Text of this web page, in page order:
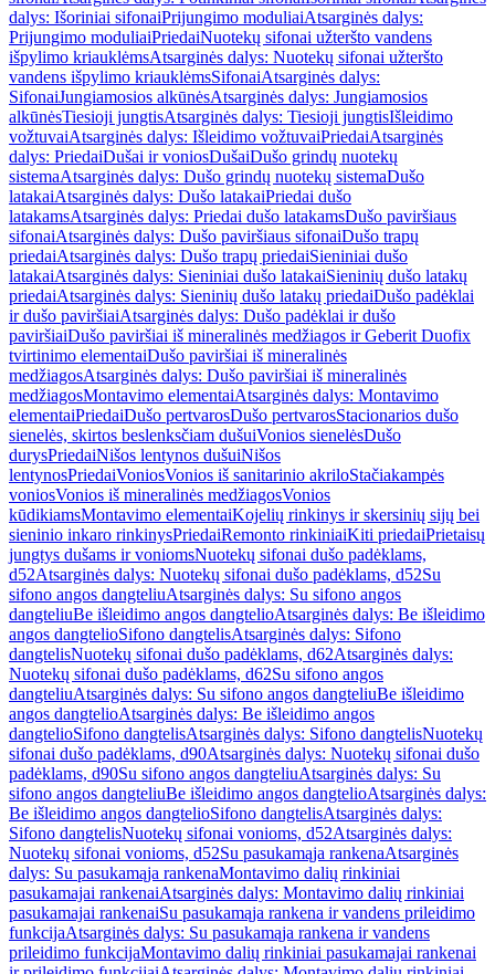
dalys: Išoriniai sifonaiPrijungimo moduliaiAtsarginės dalys:
Prijungimo moduliaiPriedaiNuotekų sifonai užteršto vandens
išpylimo kriauklėmsAtsarginės dalys: Nuotekų sifonai užteršto
vandens išpylimo kriauklėmsSifonaiAtsarginės dalys:
SifonaiJungiamosios alkūnėsAtsarginės dalys: Jungiamosios
alkūnėsTiesioji jungtisAtsarginės dalys: Tiesioji jungtisIšleidimo
vožtuvaiAtsarginės dalys: Išleidimo vožtuvaiPriedaiAtsarginės
dalys: PriedaiDušai ir voniosDušaiDušo grindų nuotekų
sistemaAtsarginės dalys: Dušo grindų nuotekų sistemaDušo
latakaiAtsarginės dalys: Dušo latakaiPriedai dušo
latakamsAtsarginės dalys: Priedai dušo latakamsDušo paviršiaus
sifonaiAtsarginės dalys: Dušo paviršiaus sifonaiDušo trapų
priedaiAtsarginės dalys: Dušo trapų priedaiSieniniai dušo
latakaiAtsarginės dalys: Sieniniai dušo latakaiSieninių dušo latakų
priedaiAtsarginės dalys: Sieninių dušo latakų priedaiDušo padėklai
ir dušo paviršiaiAtsarginės dalys: Dušo padėklai ir dušo
paviršiaiDušo paviršiai iš mineralinės medžiagos ir Geberit Duofix
tvirtinimo elementaiDušo paviršiai iš mineralinės
medžiagosAtsarginės dalys: Dušo paviršiai iš mineralinės
medžiagosMontavimo elementaiAtsarginės dalys: Montavimo
elementaiPriedaiDušo pertvarosDušo pertvarosStacionarios dušo
sienelės, skirtos beslenksčiam dušuiVonios sienelėsDušo
durysPriedaiNišos lentynos dušuiNišos
lentynosPriedaiVoniosVonios iš sanitarinio akriloStačiakampės
voniosVonios iš mineralinės medžiagosVonios
kūdikiamsMontavimo elementaiKojelių rinkinys ir skersinių sijų bei
sieninio inkaro rinkinysPriedaiRemonto rinkiniaiKiti priedaiPrietaisų
jungtys dušams ir voniomsNuotekų sifonai dušo padėklams,
d52Atsarginės dalys: Nuotekų sifonai dušo padėklams, d52Su
sifono angos dangteliuAtsarginės dalys: Su sifono angos
dangteliuBe išleidimo angos dangtelioAtsarginės dalys: Be išleidimo
angos dangtelioSifono dangtelisAtsarginės dalys: Sifono
dangtelisNuotekų sifonai dušo padėklams, d62Atsarginės dalys:
Nuotekų sifonai dušo padėklams, d62Su sifono angos
dangteliuAtsarginės dalys: Su sifono angos dangteliuBe išleidimo
angos dangtelioAtsarginės dalys: Be išleidimo angos
dangtelioSifono dangtelisAtsarginės dalys: Sifono dangtelisNuotekų
sifonai dušo padėklams, d90Atsarginės dalys: Nuotekų sifonai dušo
padėklams, d90Su sifono angos dangteliuAtsarginės dalys: Su
sifono angos dangteliuBe išleidimo angos dangtelioAtsarginės dalys:
Be išleidimo angos dangtelioSifono dangtelisAtsarginės dalys:
Sifono dangtelisNuotekų sifonai vonioms, d52Atsarginės dalys:
Nuotekų sifonai vonioms, d52Su pasukamąja rankenaAtsarginės
dalys: Su pasukamąja rankenaMontavimo dalių rinkiniai
pasukamajai rankenaiAtsarginės dalys: Montavimo dalių rinkiniai
pasukamajai rankenaiSu pasukamąja rankena ir vandens prileidimo
funkcijaAtsarginės dalys: Su pasukamąja rankena ir vandens
prileidimo funkcijaMontavimo dalių rinkiniai pasukamajai rankenai